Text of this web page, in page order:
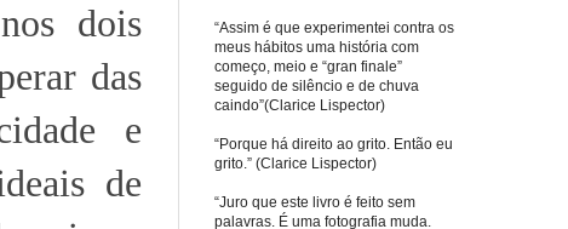
dois
das
e
de
“Assim é que experimentei contra os
meus hábitos uma história com
começo, meio e “gran finale”
seguido de silêncio e de chuva
caindo”(Clarice Lispector)
“Porque há direito ao grito. Então eu
grito.” (Clarice Lispector)
“Juro que este livro é feito sem
palavras. É uma fotografia muda.